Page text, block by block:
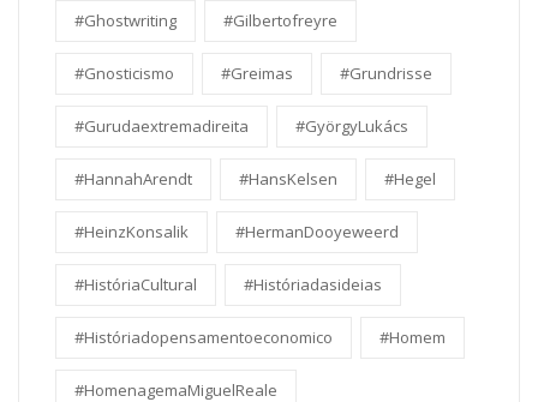
#Ghostwriting #Gilbertofreyre
#Gnosticismo #Greimas #Grundrisse
#Gurudaextremadireita #GyörgyLukács
#HannahArendt #HansKelsen #Hegel
#HeinzKonsalik #HermanDooyeweerd
#HistóriaCultural #Históriadasideias
#Históriadopensamentoeconomico #Homem
#HomenagemaMiguelReale